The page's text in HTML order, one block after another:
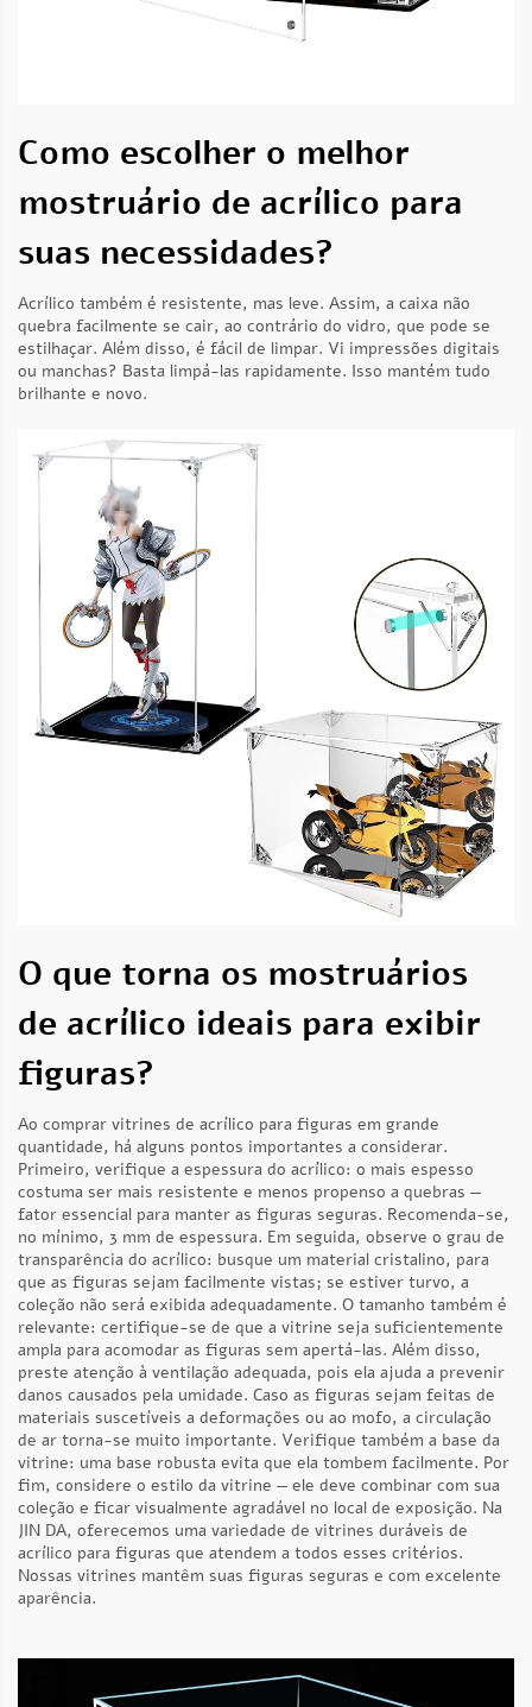
Como escolher o melhor
mostruário de acrílico para
suas necessidades?
Acrílico também é resistente, mas leve. Assim, a caixa não
quebra facilmente se cair, ao contrário do vidro, que pode se
estilhaçar. Além disso, é fácil de limpar. Vi impressões digitais
ou manchas? Basta limpá-las rapidamente. Isso mantém tudo
brilhante e novo.
O que torna os mostruários
de acrílico ideais para exibir
figuras?
Ao comprar vitrines de acrílico para figuras em grande
quantidade, há alguns pontos importantes a considerar.
Primeiro, verifique a espessura do acrílico: o mais espesso
costuma ser mais resistente e menos propenso a quebras —
fator essencial para manter as figuras seguras. Recomenda-se,
no mínimo, 3 mm de espessura. Em seguida, observe o grau de
transparência do acrílico: busque um material cristalino, para
que as figuras sejam facilmente vistas; se estiver turvo, a
coleção não será exibida adequadamente. O tamanho também é
relevante: certifique-se de que a vitrine seja suficientemente
ampla para acomodar as figuras sem apertá-las. Além disso,
preste atenção à ventilação adequada, pois ela ajuda a prevenir
danos causados pela umidade. Caso as figuras sejam feitas de
materiais suscetíveis a deformações ou ao mofo, a circulação
de ar torna-se muito importante. Verifique também a base da
vitrine: uma base robusta evita que ela tombem facilmente. Por
fim, considere o estilo da vitrine — ele deve combinar com sua
coleção e ficar visualmente agradável no local de exposição. Na
JIN DA, oferecemos uma variedade de vitrines duráveis de
acrílico para figuras que atendem a todos esses critérios.
Nossas vitrines mantêm suas figuras seguras e com excelente
aparência.